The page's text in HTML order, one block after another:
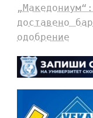
доставено
одобрение